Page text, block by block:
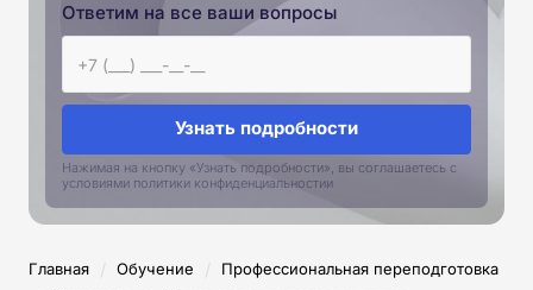
Ответим на все ваши вопросы
Узнать подробности
Нажимая на кнопку «Узнать подробности», вы соглашаетесь с
условиями политики конфиденциальностии
Главная / Обучение / Профессиональная переподготовка